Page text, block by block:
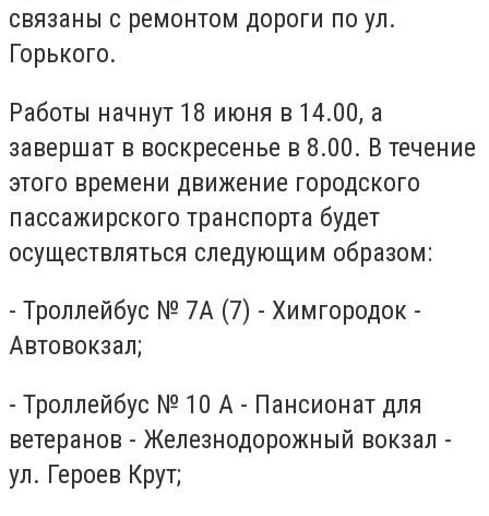
связаны с ремонтом дороги по ул.
Горького.
Работы начнут 18 июня в 14.00, а
завершат в воскресенье в 8.00. В течение
этого времени движение городского
пассажирского транспорта будет
осуществляться следующим образом:
- Троллейбус № 7А (7) - Химгородок -
Автовокзал;
- Троллейбус № 10 А - Пансионат для
ветеранов - Железнодорожный вокзал -
ул. Героев Крут;